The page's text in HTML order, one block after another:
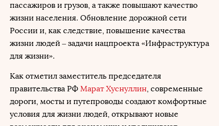
пассажиров и грузов, а также повышают качество
жизни населения. Обновление дорожной сети
России и, как следствие, повышение качества
жизни людей – задачи нацпроекта «Инфраструктура
для жизни».
Как отметил заместитель председателя
правительства РФ Марат Хуснуллин, современные
дороги, мосты и путепроводы создают комфортные
условия для жизни людей, открывают новые